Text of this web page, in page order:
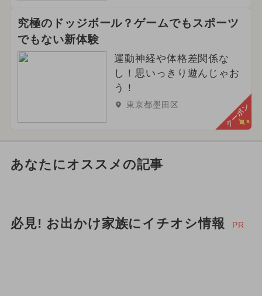
究極のドッジボール？ゲームでもスポーツ
でもない新体験
運動神経や体格差関係な
し！思いっきり遊んじゃお
う！
東京都墨田区 クーポン
あなたにオススメの記事
必見! お出かけ家族にイチオシ情報 PR